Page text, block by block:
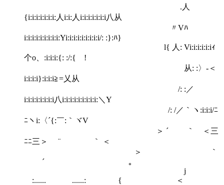
.人
{i:i:i:i:i:i:i:人i:i:人i:i:i:i:i:i:i八从
〃Vﾊ
i:i:i:i:i:i:i:i:i:Yi:i:i:i:i:i:i:i:i/: :}:ﾊ}
l{ 人: Vi:i:i:i:i:iｨ
个o、:i:i:i:{: :/:{ !
从: :〉-＜
i:i:i:i}:i:i:i≧=乂从
/: :／
i:i:i:i:i:i:i:i八i:i:i:i:i:i:i:i:i:＼Y
/: /／｀ヽ:i:i:i/ﾆ
ﾆヽi:〈´{:￣:｀ヾV
＞ ´ ｀ ＜三
ﾆﾆ三＞ ¨ ｀ ＜
＞ ｀
´ ｡
j
:...... ......: { ＜